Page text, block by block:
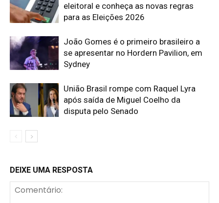
eleitoral e conheça as novas regras
para as Eleições 2026
João Gomes é o primeiro brasileiro a
se apresentar no Hordern Pavilion, em
Sydney
União Brasil rompe com Raquel Lyra
após saída de Miguel Coelho da
disputa pelo Senado
DEIXE UMA RESPOSTA